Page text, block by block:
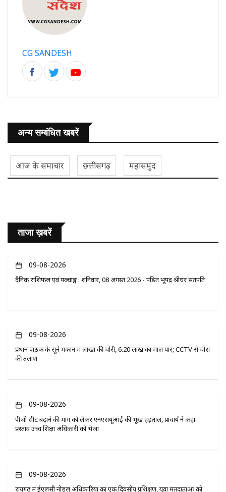
CG SANDESH
अन्य सम्बंधित खबरें
आज के समाचार छत्तीसगढ़ महासमुंद
ताजा ख़बरें
09-08-2026
दैनिक राशिफल एवं पञ्चाङ्ग : शनिवार, 08 अगस्त 2026 - पंडित भूपेंद्र श्रीधर सतपति
09-08-2026
प्रधान पाठक के सूने मकान में लाखों की चोरी, 6.20 लाख का माल पार; CCTV से चोरों
की तलाश
09-08-2026
पीजी सीट बढ़ाने की मांग को लेकर एनएसयूआई की भूख हड़ताल, प्राचार्य ने कहा-
प्रस्ताव उच्च शिक्षा अधिकारी को भेजा
09-08-2026
रायगढ़ में ईएलसी नोडल अधिकारियों का एक दिवसीय प्रशिक्षण, युवा मतदाताओं को